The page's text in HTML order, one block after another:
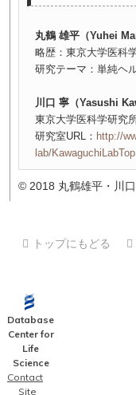
丸鶴 雄平（Yuhei
略歴：東京大学医科
研究テーマ：単純ヘ
川口 寧（Yasushi
東京大学医科学研究
研究室URL： http://
lab/
© 2018 丸鶴雄平・川
トップにもどる
Database
Center for
Life
Science
Contact
Site